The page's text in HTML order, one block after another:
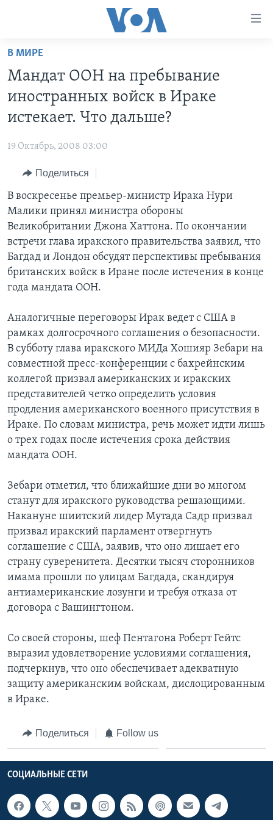
Перейти
основной
контент
основной
навигации
Перейти
поиск
ПРОГРАММЫ
ИТОГИ
ПОЧЕМУ ЭТО ВАЖНО?
ДИСКУССИЯ VOA
ДЕТАЛИ
НЬЮ-ЙОРК NEW YORK
АМЕРИКА. БОЛЬШОЕ ПУТЕШЕСТВИЕ
ПРОЕКТЫ
НАША АМЕРИКАНСКАЯ ИСТОРИЯ
А КАК В АМЕРИКЕ?
АРТЕФАКТЫ
АМЕРИКАНСКИЕ ГОРОДКИ
ТЕСТЫ
ИНТЕРВЬЮ
ФАКТЫ ПРОТИВ ФЕЙКОВ
ЗА СВОБОДУ ПРЕССЫ
УЧИМ АНГЛИЙСКИЙ
ВИДЕО
ПОДПИСКА НА НОВОСТИ
Learning English
Языки
В МИРЕ
Мандат ООН на пребывание
иностранных войск в Ираке
истекает. Что дальше?
19 Октябрь, 2008 03:00
Поделиться
В воскресенье премьер-министр Ирака Нури
Малики принял министра обороны
Великобритании Джона Хаттона. По окончании
встречи глава иракского правительства заявил, что
Багдад и Лондон обсудят перспективы пребывания
британских войск в Иране после истечения в конце
года мандата ООН.
Аналогичные переговоры Ирак ведет с США в
рамках долгосрочного соглашения о безопасности.
В субботу глава иракского МИДа Хошияр Зебари на
совместной пресс-конференции с бахрейнским
коллегой призвал американских и иракских
представителей четко определить условия
продления американского военного присутствия в
Ираке. По словам министра, речь может идти лишь
о трех годах после истечения срока действия
мандата ООН.
Зебари отметил, что ближайшие дни во многом
станут для иракского руководства решающими.
Накануне шиитский лидер Мутада Садр призвал
призвал иракский парламент отвергнуть
соглашение с США, заявив, что оно лишает его
страну суверенитета. Десятки тысяч сторонников
имама прошли по улицам Багдада, скандируя
антиамериканские лозунги и требуя отказа от
договора с Вашингтоном.
Со своей стороны, шеф Пентагона Роберт Гейтс
выразил удовлетворение условиями соглашения,
подчеркнув, что оно обеспечивает адекватную
защиту американским войскам, дислоцированным
в Ираке.
Поделиться Follow us
СОЦИАЛЬНЫЕ СЕТИ